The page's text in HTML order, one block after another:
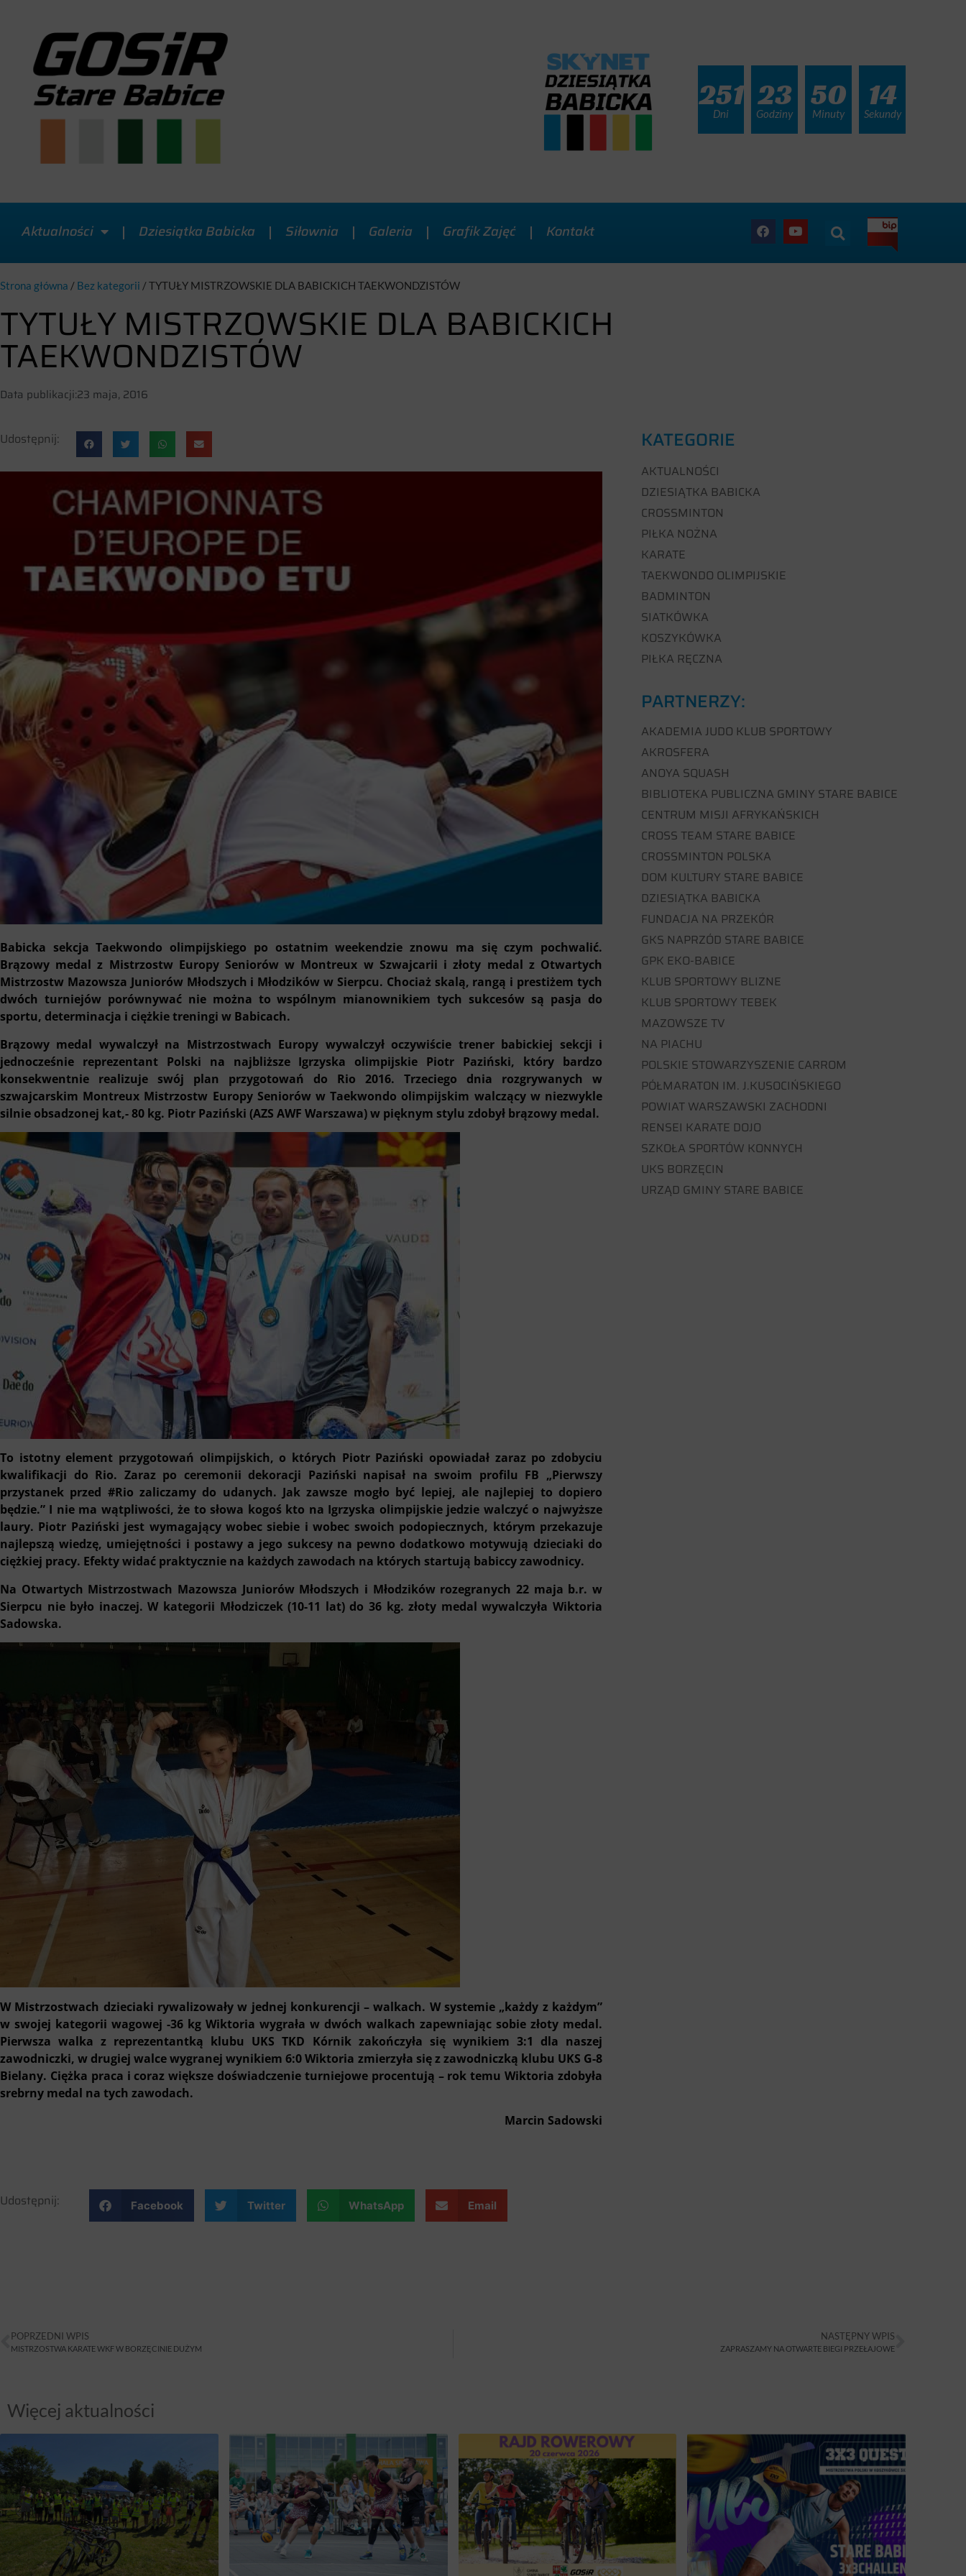
251
Dni
23
Godziny
50
Minuty
12
Sekundy
Aktualności Dziesiątka Babicka Siłownia Galeria Grafik Zajęć Kontakt
Strona główna / Bez kategorii /TYTUŁY MISTRZOWSKIE DLA BABICKICH TAEKWONDZISTÓW
TYTUŁY MISTRZOWSKIE DLA BABICKICH
TAEKWONDZISTÓW
Data publikacji:23 maja, 2016
Udostępnij:
Babicka sekcja Taekwondo olimpijskiego po ostatnim weekendzie znowu ma się czym pochwalić.
Brązowy medal z Mistrzostw Europy Seniorów w Montreux w Szwajcarii i złoty medal z Otwartych
Mistrzostw Mazowsza Juniorów Młodszych i Młodzików w Sierpcu. Chociaż skalą, rangą i prestiżem tych
dwóch turniejów porównywać nie można to wspólnym mianownikiem tych sukcesów są pasja do
sportu, determinacja i ciężkie treningi w Babicach.
Brązowy medal wywalczył na Mistrzostwach Europy wywalczył oczywiście trener babickiej sekcji i
jednocześnie reprezentant Polski na najbliższe Igrzyska olimpijskie Piotr Paziński, który bardzo
konsekwentnie realizuje swój plan przygotowań do Rio 2016. Trzeciego dnia rozgrywanych w
szwajcarskim Montreux Mistrzostw Europy Seniorów w Taekwondo olimpijskim walczący w niezwykle
silnie obsadzonej kat,- 80 kg. Piotr Paziński (AZS AWF Warszawa) w pięknym stylu zdobył brązowy medal.
To istotny element przygotowań olimpijskich, o których Piotr Paziński opowiadał zaraz po zdobyciu
kwalifikacji do Rio. Zaraz po ceremonii dekoracji Paziński napisał na swoim profilu FB „Pierwszy
przystanek przed ‪#‎Rio zaliczamy do udanych. Jak zawsze mogło być lepiej, ale najlepiej to dopiero
będzie.” I nie ma wątpliwości, że to słowa kogoś kto na Igrzyska olimpijskie jedzie walczyć o najwyższe
laury. Piotr Paziński jest wymagający wobec siebie i wobec swoich podopiecznych, którym przekazuje
najlepszą wiedzę, umiejętności i postawy a jego sukcesy na pewno dodatkowo motywują dzieciaki do
ciężkiej pracy. Efekty widać praktycznie na każdych zawodach na których startują babiccy zawodnicy.
Na Otwartych Mistrzostwach Mazowsza Juniorów Młodszych i Młodzików rozegranych 22 maja b.r. w
Sierpcu nie było inaczej. W kategorii Młodziczek (10-11 lat) do 36 kg. złoty medal wywalczyła Wiktoria
Sadowska.
W Mistrzostwach dzieciaki rywalizowały w jednej konkurencji – walkach. W systemie „każdy z każdym”
w swojej kategorii wagowej -36 kg Wiktoria wygrała w dwóch walkach zapewniając sobie złoty medal.
Pierwsza walka z reprezentantką klubu UKS TKD Kórnik zakończyła się wynikiem 3:1 dla naszej
zawodniczki, w drugiej walce wygranej wynikiem 6:0 Wiktoria zmierzyła się z zawodniczką klubu UKS G-8
Bielany. Ciężka praca i coraz większe doświadczenie turniejowe procentują – rok temu Wiktoria zdobyła
srebrny medal na tych zawodach.
Marcin Sadowski
Udostępnij: Facebook Twitter WhatsApp Email
KATEGORIE
AKTUALNOŚCI
DZIESIĄTKA BABICKA
CROSSMINTON
PIŁKA NOŻNA
KARATE
TAEKWONDO OLIMPIJSKIE
BADMINTON
SIATKÓWKA
KOSZYKÓWKA
PIŁKA RĘCZNA
PARTNERZY:
AKADEMIA JUDO KLUB SPORTOWY
AKROSFERA
ANOYA SQUASH
BIBLIOTEKA PUBLICZNA GMINY STARE BABICE
CENTRUM MISJI AFRYKAŃSKICH
CROSS TEAM STARE BABICE
CROSSMINTON POLSKA
DOM KULTURY STARE BABICE
DZIESIĄTKA BABICKA
FUNDACJA NA PRZEKÓR
GKS NAPRZÓD STARE BABICE
GPK EKO-BABICE
KLUB SPORTOWY BLIZNE
KLUB SPORTOWY TEBEK
MAZOWSZE TV
NA PIACHU
POLSKIE STOWARZYSZENIE CARROM
PÓŁMARATON IM. J.KUSOCIŃSKIEGO
POWIAT WARSZAWSKI ZACHODNI
RENSEI KARATE DOJO
SZKOŁA SPORTÓW KONNYCH
UKS BORZĘCIN
URZĄD GMINY STARE BABICE
POPRZEDNI WPIS
MISTRZOSTWA KARATE WKF W BORZĘCINIE DUŻYM
NASTĘPNY WPIS
ZAPRASZAMY NA OTWARTE BIEGI PRZEŁAJOWE
Więcej aktualności